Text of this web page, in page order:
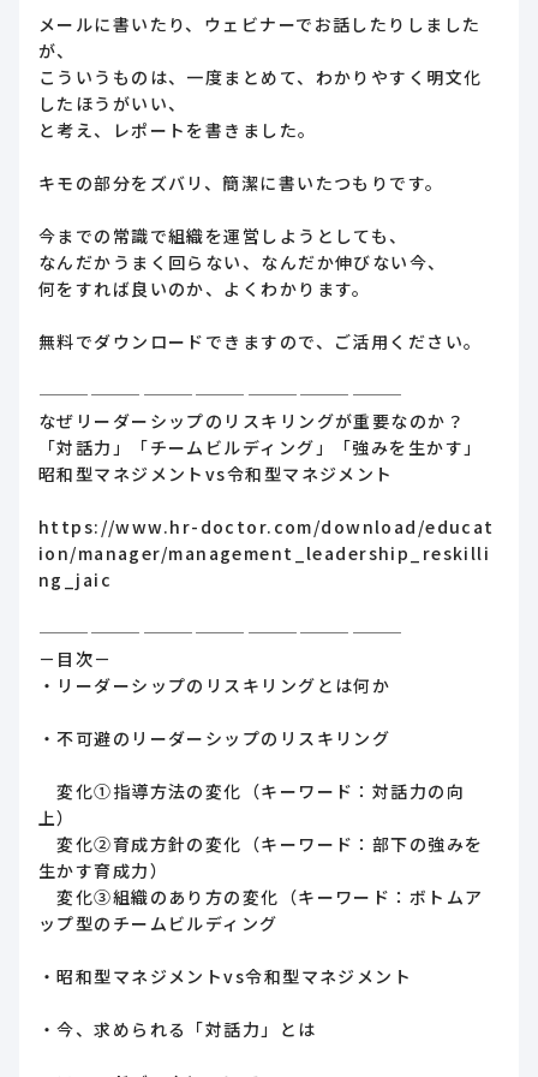
メールに書いたり、ウェビナーでお話したりしました
が、
こういうものは、一度まとめて、わかりやすく明文化
したほうがいい、
と考え、レポートを書きました。
キモの部分をズバリ、簡潔に書いたつもりです。
今までの常識で組織を運営しようとしても、
なんだかうまく回らない、なんだか伸びない今、
何をすれば良いのか、よくわかります。
無料でダウンロードできますので、ご活用ください。
—————————————————————
なぜリーダーシップのリスキリングが重要なのか？
「対話力」「チームビルディング」「強みを生かす」
昭和型マネジメントvs令和型マネジメント
https://www.hr-doctor.com/download/educat
ion/manager/management_leadership_reskilli
ng_jaic
—————————————————————
－目次－
・リーダーシップのリスキリングとは何か
・不可避のリーダーシップのリスキリング
変化①指導方法の変化（キーワード：対話力の向
上）
変化②育成方針の変化（キーワード：部下の強みを
生かす育成力）
変化③組織のあり方の変化（キーワード：ボトムア
ップ型のチームビルディング
・昭和型マネジメントvs令和型マネジメント
・今、求められる「対話力」とは